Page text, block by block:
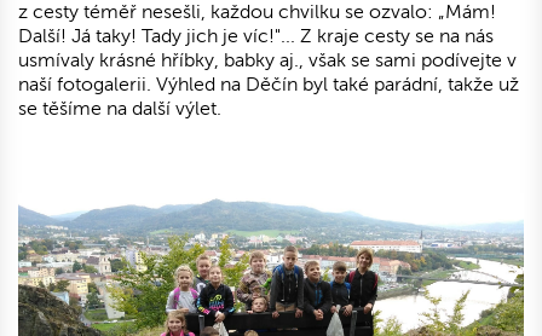
z cesty téměř nesešli, každou chvilku se ozvalo: „Mám!
Další! Já taky! Tady jich je víc!"... Z kraje cesty se na nás
usmívaly krásné hříbky, babky aj., však se sami podívejte v
naší fotogalerii. Výhled na Děčín byl také parádní, takže už
se těšíme na další výlet.